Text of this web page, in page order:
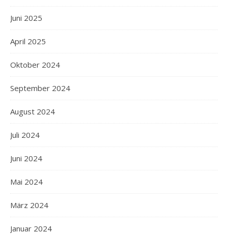
Juni 2025
April 2025
Oktober 2024
September 2024
August 2024
Juli 2024
Juni 2024
Mai 2024
März 2024
Januar 2024